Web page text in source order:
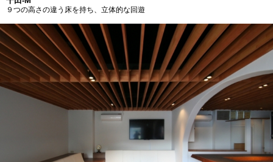
９つの高さの違う床を持ち、立体的な回遊